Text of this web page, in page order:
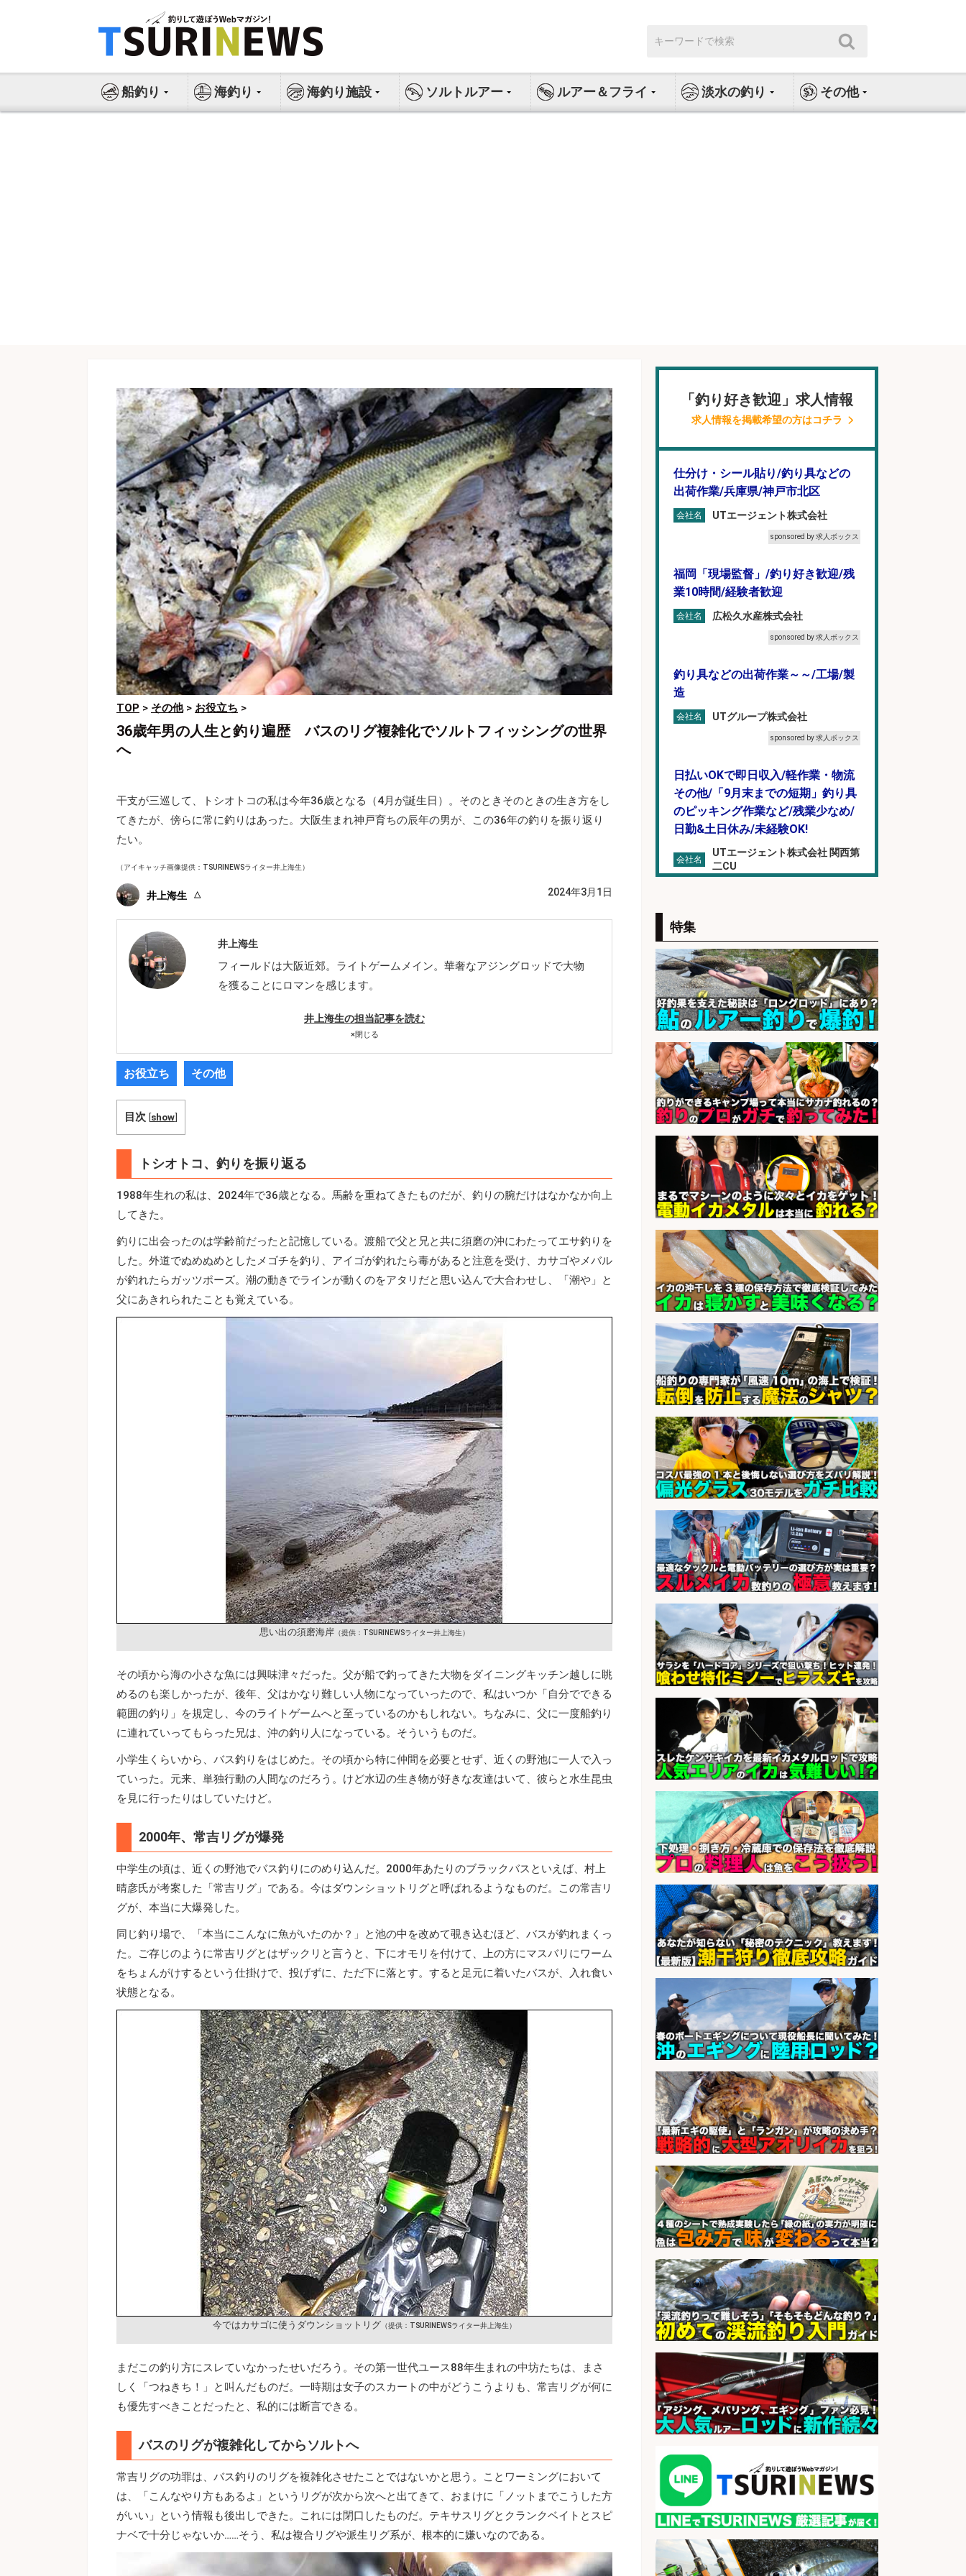
ス
索:
船釣り 海釣り 海釣り施設 ソルトルアー ルアー＆フライ 淡水の釣り その他
TOP > その他> お役立ち >
36歳年男の人生と釣り遍歴 バスのリグ複雑化でソルトフィッシングの世界
へ
干支が三巡して、トシオトコの私は今年36歳となる（4月が誕生日）。そのときそのときの生き方をし
てきたが、傍らに常に釣りはあった。大阪生まれ神戸育ちの辰年の男が、この36年の釣りを振り返り
たい。
（アイキャッチ画像提供：TSURINEWSライター井上海生）
井上海生 2024年3月1日
井上海生
フィールドは大阪近郊。ライトゲームメイン。華奢なアジングロッドで大物
を獲ることにロマンを感じます。
井上海生の担当記事を読む
×閉じる
お役立ち その他
目次 [show]
トシオトコ、釣りを振り返る
1988年生れの私は、2024年で36歳となる。馬齢を重ねてきたものだが、釣りの腕だけはなかなか向上
してきた。
釣りに出会ったのは学齢前だったと記憶している。渡船で父と兄と共に須磨の沖にわたってエサ釣りを
した。外道でぬめぬめとしたメゴチを釣り、アイゴが釣れたら毒があると注意を受け、カサゴやメバル
が釣れたらガッツポーズ。潮の動きでラインが動くのをアタリだと思い込んで大合わせし、「潮や」と
父にあきれられたことも覚えている。
思い出の須磨海岸 （提供：TSURINEWSライター井上海生）
その頃から海の小さな魚には興味津々だった。父が船で釣ってきた大物をダイニングキッチン越しに眺
めるのも楽しかったが、後年、父はかなり難しい人物になっていったので、私はいつか「自分でできる
範囲の釣り」を規定し、今のライトゲームへと至っているのかもしれない。ちなみに、父に一度船釣り
に連れていってもらった兄は、沖の釣り人になっている。そういうものだ。
小学生くらいから、バス釣りをはじめた。その頃から特に仲間を必要とせず、近くの野池に一人で入っ
ていった。元来、単独行動の人間なのだろう。けど水辺の生き物が好きな友達はいて、彼らと水生昆虫
を見に行ったりはしていたけど。
2000年、常吉リグが爆発
中学生の頃は、近くの野池でバス釣りにのめり込んだ。2000年あたりのブラックバスといえば、村上
晴彦氏が考案した「常吉リグ」である。今はダウンショットリグと呼ばれるようなものだ。この常吉リ
グが、本当に大爆発した。
同じ釣り場で、「本当にこんなに魚がいたのか？」と池の中を改めて覗き込むほど、バスが釣れまくっ
た。ご存じのように常吉リグとはザックリと言うと、下にオモリを付けて、上の方にマスバリにワーム
をちょんがけするという仕掛けで、投げずに、ただ下に落とす。すると足元に着いたバスが、入れ食い
状態となる。
今ではカサゴに使うダウンショットリグ （提供：TSURINEWSライター井上海生）
まだこの釣り方にスレていなかったせいだろう。その第一世代ユース88年生まれの中坊たちは、まさ
しく「つねきち！」と叫んだものだ。一時期は女子のスカートの中がどうこうよりも、常吉リグが何に
も優先すべきことだったと、私的には断言できる。
バスのリグが複雑化してからソルトへ
常吉リグの功罪は、バス釣りのリグを複雑化させたことではないかと思う。ことワーミングにおいて
は、「こんなやり方もあるよ」というリグが次から次へと出てきて、おまけに「ノットまでこうした方
がいい」という情報も後出しできた。これには閉口したものだ。テキサスリグとクランクベイトとスピ
ナベで十分じゃないか……そう、私は複合リグや派生リグ系が、根本的に嫌いなのである。
「釣り好き歓迎」求人情報
求人情報を掲載希望の方はコチラ
仕分け・シール貼り/釣り具などの
出荷作業/兵庫県/神戸市北区
会社名 UTエージェント株式会社
sponsored by 求人ボックス
福岡「現場監督」/釣り好き歓迎/残
業10時間/経験者歓迎
会社名 広松久水産株式会社
sponsored by 求人ボックス
釣り具などの出荷作業～～/工場/製
造
会社名 UTグループ株式会社
sponsored by 求人ボックス
日払いOKで即日収入/軽作業・物流
その他/「9月末までの短期」釣り具
のピッキング作業など/残業少なめ/
日勤&土日休み/未経験OK!
会社名
UTエージェント株式会社 関西第
二CU
精肉・青果・鮮魚販売/「志布志
市」お魚のカットや商品の陳列業
務/「時給1,150円〜」/時間選べる×
未経験歓迎×残業少なめ/鹿児島県/
志布志市
会社名 株式会社ホットスタッフ鹿児島
sponsored by 求人ボックス
釣り好き必見「釣具の設計開
発」/DAIWA公認製品/年休117日
株式会社スポーツライフプラネ
ッツ
sponsored by 求人ボックス
精肉・青果・鮮魚販売/「志布志
市」「時給1,150円〜」志布志市で
お魚のカットや商品の陳列業務/時
間選べる×未経験歓迎×残業少なめ/
鹿児島県/志布志市
会社名 株式会社ホットスタッフ鹿児島
sponsored by 求人ボックス
日払いOKで即日収入/製造スタッフ/
「堺市堺区」「時給1,600円」日払
いOK・入社祝金10万円/堺市堺区の
工場で自転車部品や釣り具の組立/
未経験歓迎/土日祝休みで年間休日
126日
会社名
パーソルファクトリーパートナ
ーズ株式会社
sponsored by 求人ボックス
魚の「バイヤー」貴方の目利きでヒ
ットを生む、裁量バイヤー募集
会社名 株式会社コムライン
レジ打ち/日払いOK/おさかなの三枚
おろし/新潟県/小千谷市
会社名 株式会社G&G
sponsored by 求人ボックス
さらに求人情報を見る
特集